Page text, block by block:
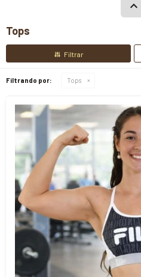
Tops
Filtrando por: Tops